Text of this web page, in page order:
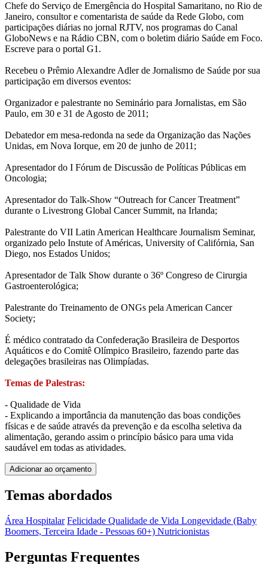
Chefe do Serviço de Emergência do Hospital Samaritano, no Rio de
Janeiro, consultor e comentarista de saúde da Rede Globo, com
participações diárias no jornal RJTV, nos programas do Canal
GloboNews e na Rádio CBN, com o boletim diário Saúde em Foco.
Escreve para o portal G1.
Recebeu o Prêmio Alexandre Adler de Jornalismo de Saúde por sua
participação em diversos eventos:
Organizador e palestrante no Seminário para Jornalistas, em São
Paulo, em 30 e 31 de Agosto de 2011;
Debatedor em mesa-redonda na sede da Organização das Nações
Unidas, em Nova Iorque, em 20 de junho de 2011;
Apresentador do I Fórum de Discussão de Políticas Públicas em
Oncologia;
Apresentador do Talk-Show “Outreach for Cancer Treatment”
durante o Livestrong Global Cancer Summit, na Irlanda;
Palestrante do VII Latin American Healthcare Journalism Seminar,
organizado pelo Instute of Américas, University of Califórnia, San
Diego, nos Estados Unidos;
Apresentador de Talk Show durante o 36º Congreso de Cirurgia
Gastroenterológica;
Palestrante do Treinamento de ONGs pela American Cancer
Society;
É médico contratado da Confederação Brasileira de Desportos
Aquáticos e do Comitê Olímpico Brasileiro, fazendo parte das
delegações brasileiras nas Olimpíadas.
Temas de Palestras:
- Qualidade de Vida
- Explicando a importância da manutenção das boas condições
físicas e de saúde através da prevenção e da escolha seletiva da
alimentação, gerando assim o princípio básico para uma vida
saudável em todas as atividades.
Adicionar ao orçamento
Temas abordados
Área Hospitalar Felicidade Qualidade de Vida Longevidade (Baby
Boomers, Terceira Idade - Pessoas 60+) Nutricionistas
Perguntas Frequentes